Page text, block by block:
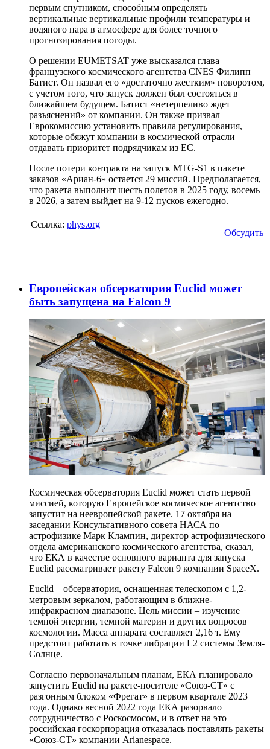
первым спутником, способным определять
вертикальные вертикальные профили температуры и
водяного пара в атмосфере для более точного
прогнозирования погоды.
О решении EUMETSAT уже высказался глава
французского космического агентства CNES Филипп
Батист. Он назвал его «достаточно жестким» поворотом,
с учетом того, что запуск должен был состояться в
ближайшем будущем. Батист «нетерпеливо ждет
разъяснений» от компании. Он также призвал
Еврокомиссию установить правила регулирования,
которые обяжут компании в космической отрасли
отдавать приоритет подрядчикам из ЕС.
После потери контракта на запуск MTG-S1 в пакете
заказов «Ариан-6» остается 29 миссий. Предполагается,
что ракета выполнит шесть полетов в 2025 году, восемь
в 2026, а затем выйдет на 9-12 пусков ежегодно.
Ссылка: phys.org
Обсудить
Европейская обсерватория Euclid может
быть запущена на Falcon 9
Космическая обсерватория Euclid может стать первой
миссией, которую Европейское космическое агентство
запустит на неевропейской ракете. 17 октября на
заседании Консультативного совета НАСА по
астрофизике Марк Клампин, директор астрофизического
отдела американского космического агентства, сказал,
что ЕКА в качестве основного варианта для запуска
Euclid рассматривает ракету Falcon 9 компании SpaceX.
Euclid – обсерватория, оснащенная телескопом с 1,2-
метровым зеркалом, работающим в ближне-
инфракрасном диапазоне. Цель миссии – изучение
темной энергии, темной материи и других вопросов
космологии. Масса аппарата составляет 2,16 т. Ему
предстоит работать в точке либрации L2 системы Земля-
Солнце.
Согласно первоначальным планам, ЕКА планировало
запустить Euclid на ракете-носителе «Союз-СТ» с
разгонным блоком «Фрегат» в первом квартале 2023
года. Однако весной 2022 года ЕКА разорвало
сотрудничество с Роскосмосом, и в ответ на это
российская госкорпорация отказалась поставлять ракеты
«Союз-СТ» компании Arianespace.